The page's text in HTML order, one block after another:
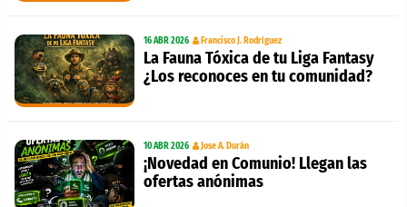
16 ABR 2026 Francisco J. Rodríguez
La Fauna Tóxica de tu Liga Fantasy
¿Los reconoces en tu comunidad?
10 ABR 2026 Jose A. Durán
¡Novedad en Comunio! Llegan las
ofertas anónimas